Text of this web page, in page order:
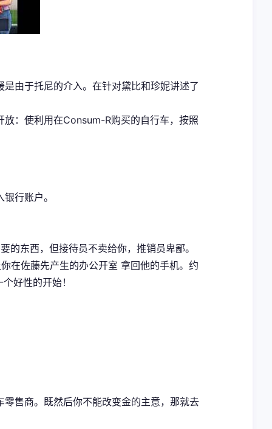
由于托尼的介入。在针对黛比和珍妮讲述了
：使利用在Consum-R购买的自行车，按照
行账户。
东西，但接待员不卖给你，推销员卑鄙。
在佐藤先产生的办公开室 拿回他的手机。约
好性的开始！
售商。既然后你不能改变金的主意，那就去